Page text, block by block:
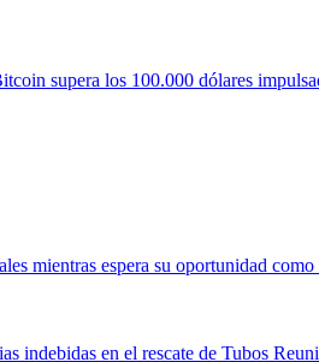
supera los 100.000 dólares
mientras espera su oportunidad
indebidas en el rescate de Tubos